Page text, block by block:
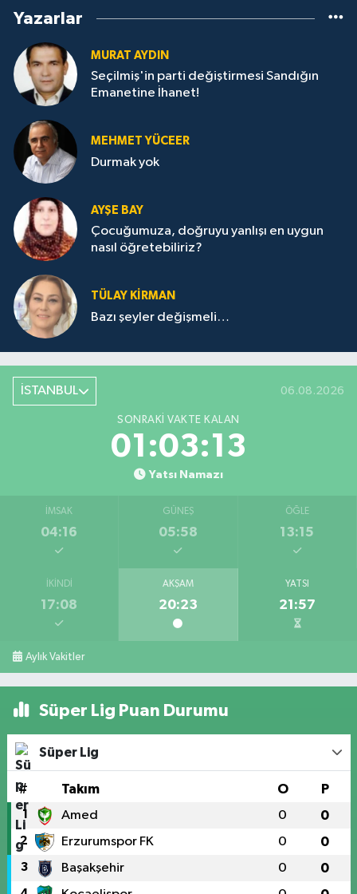
Yazarlar
MURAT AYDIN
Seçilmiş'in parti değiştirmesi Sandığın
Emanetine İhanet!
MEHMET YÜCEER
Durmak yok
AYŞE BAY
Çocuğumuza, doğruyu yanlışı en uygun
nasıl öğretebiliriz?
TÜLAY KİRMAN
Bazı şeyler değişmeli…
İSTANBUL 06.08.2026
SONRAKI VAKTE KALAN
01:03:13
Yatsı Namazı
İMSAK
04:16
GÜNEŞ
05:58
ÖĞLE
13:15
İKINDI
17:08
AKŞAM
20:23
YATSI
21:57
Aylık Vakitler
Süper Lig Puan Durumu
Süper Lig
# Takım O P
1 Amed 0 0
2 Erzurumspor FK 0 0
3 Başakşehir 0 0